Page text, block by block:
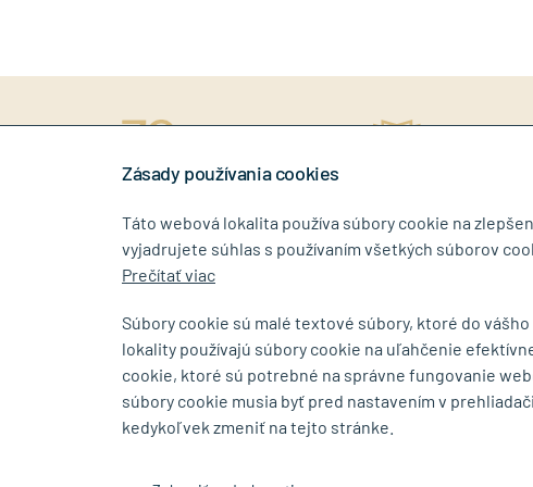
prístup
0917 268 507
SHOWROOM
Bajkalská 5/A
SK-83104 Bratislava
Budovateľská 75
Zásady používania cookies
Táto webová lokalita používa súbory cookie na
vyjadrujete súhlas s používaním všetkých súborov
Prečítať viac
Súbory cookie sú malé textové súbory, ktoré do
lokality používajú súbory cookie na uľahčenie
cookie, ktoré sú potrebné na správne fungovanie
súbory cookie musia byť pred nastavením v
kedykoľvek zmeniť na tejto stránke.